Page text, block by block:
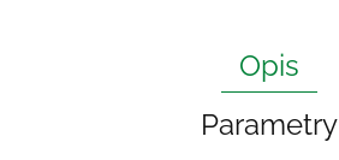
Opis
Parametry